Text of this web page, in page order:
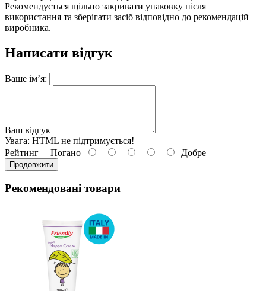
Рекомендується щільно закривати упаковку після
використання та зберігати засіб відповідно до рекомендацій
виробника.
Написати відгук
Ваше ім’я:
Ваш відгук
Увага: HTML не підтримується!
Рейтинг Погано Добре
Продовжити
Рекомендовані товари